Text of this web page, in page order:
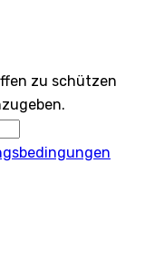
zu schützen